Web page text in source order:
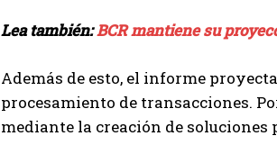
Lea también:BCR mantiene su
Además de esto, el informe
procesamiento de transacciones.
mediante la creación de